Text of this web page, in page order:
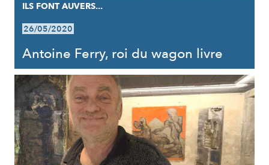
ILS FONT AUVERS...
26/05/2020
Antoine Ferry, roi du wagon livre